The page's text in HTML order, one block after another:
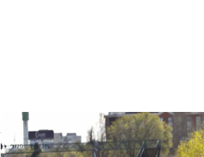
Ubicación de todos los radares
20 de agosto de 2021